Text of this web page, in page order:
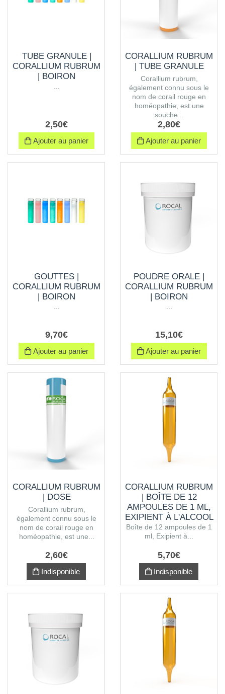
TUBE GRANULE |
CORALLIUM RUBRUM
| BOIRON
2,50€
Ajouter au panier
CORALLIUM RUBRUM
| TUBE GRANULE
Corallium rubrum,
également connu sous le
nom de corail rouge en
homéopathie, est une
souche...
2,80€
Ajouter au panier
GOUTTES |
CORALLIUM RUBRUM
| BOIRON
9,70€
Ajouter au panier
POUDRE ORALE |
CORALLIUM RUBRUM
| BOIRON
15,10€
Ajouter au panier
CORALLIUM RUBRUM
| DOSE
Corallium rubrum,
également connu sous le
nom de corail rouge en
homéopathie, est une...
2,60€
Indisponible
CORALLIUM RUBRUM
| BOÎTE DE 12
AMPOULES DE 1 ML,
EXIPIENT À L'ALCOOL
Boîte de 12 ampoules de 1
ml, Exipient à...
5,70€
Indisponible